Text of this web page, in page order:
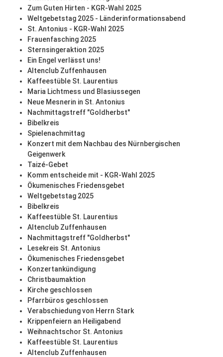
Zum Guten Hirten - KGR-Wahl 2025
Weltgebetstag 2025 - Länderinformationsabend
St. Antonius - KGR-Wahl 2025
Frauenfasching 2025
Sternsingeraktion 2025
Ein Engel verlässt uns!
Altenclub Zuffenhausen
Kaffeestüble St. Laurentius
Maria Lichtmess und Blasiussegen
Neue Mesnerin in St. Antonius
Nachmittagstreff "Goldherbst"
Bibelkreis
Spielenachmittag
Konzert mit dem Nachbau des Nürnbergischen
Geigenwerk
Taizé-Gebet
Komm entscheide mit - KGR-Wahl 2025
Ökumenisches Friedensgebet
Weltgebetstag 2025
Bibelkreis
Kaffeestüble St. Laurentius
Altenclub Zuffenhausen
Nachmittagstreff "Goldherbst"
Lesekreis St. Antonius
Ökumenisches Friedensgebet
Konzertankündigung
Christbaumaktion
Kirche geschlossen
Pfarrbüros geschlossen
Verabschiedung von Herrn Stark
Krippenfeiern an Heiligabend
Weihnachtschor St. Antonius
Kaffeestüble St. Laurentius
Altenclub Zuffenhausen